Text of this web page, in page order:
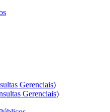
Gerenciais)
Gerenciais)